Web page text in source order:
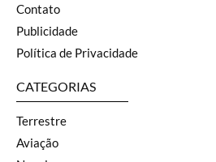
Contato
Publicidade
Política de Privacidade
CATEGORIAS
Terrestre
Aviação